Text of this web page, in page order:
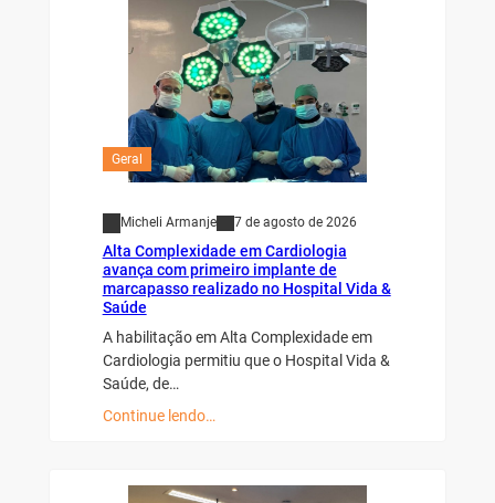
Geral
Micheli Armanje 7 de agosto de 2026
Alta Complexidade em Cardiologia
avança com primeiro implante de
marcapasso realizado no Hospital Vida &
Saúde
A habilitação em Alta Complexidade em
Cardiologia permitiu que o Hospital Vida &
Saúde, de…
Continue lendo…